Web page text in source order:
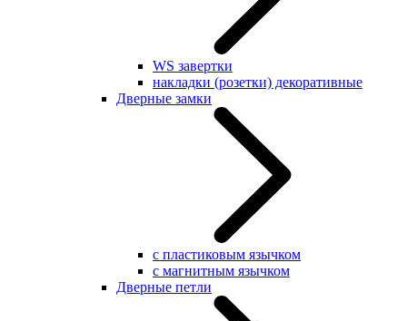
WS завертки
накладки (розетки) декоративные
Дверные замки
с пластиковым язычком
с магнитным язычком
Дверные петли